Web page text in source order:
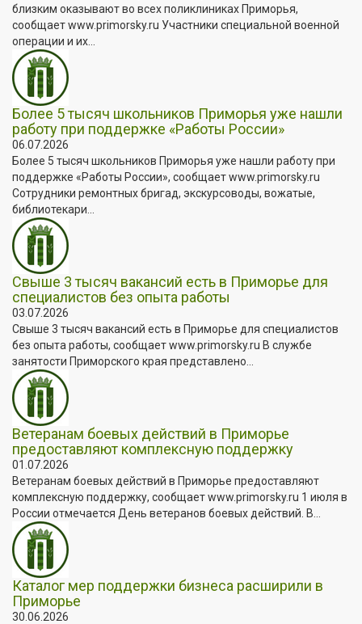
близким оказывают во всех поликлиниках Приморья,
сообщает www.primorsky.ru Участники специальной военной
операции и их...
Более 5 тысяч школьников Приморья уже нашли
работу при поддержке «Работы России»
06.07.2026
Более 5 тысяч школьников Приморья уже нашли работу при
поддержке «Работы России», сообщает www.primorsky.ru
Сотрудники ремонтных бригад, экскурсоводы, вожатые,
библиотекари...
Свыше 3 тысяч вакансий есть в Приморье для
специалистов без опыта работы
03.07.2026
Свыше 3 тысяч вакансий есть в Приморье для специалистов
без опыта работы, сообщает www.primorsky.ru В службе
занятости Приморского края представлено...
Ветеранам боевых действий в Приморье
предоставляют комплексную поддержку
01.07.2026
Ветеранам боевых действий в Приморье предоставляют
комплексную поддержку, сообщает www.primorsky.ru 1 июля в
России отмечается День ветеранов боевых действий. В...
Каталог мер поддержки бизнеса расширили в
Приморье
30.06.2026